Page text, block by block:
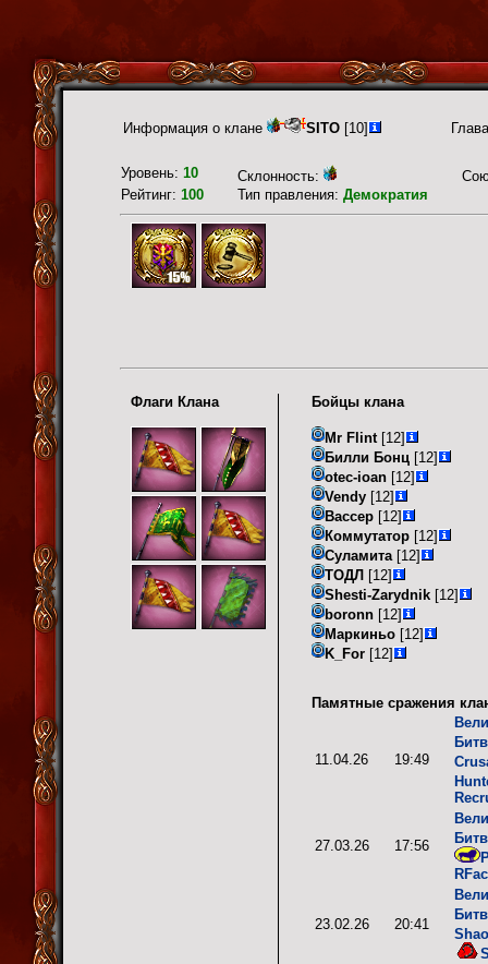
Информация о клане SITO [10]
Уровень: 10 Склонность:
Рейтинг: 100 Тип правления: Демократия
Флаги Клана Бойцы клана
Mr Flint [12]
Билли Бонц [12]
otec-ioan [12]
Vendy [12]
Вассер [12]
Коммутатор [12]
Суламита [12]
ТОДЛ [12]
Shesti-Zarydnik [12]
boronn [12]
Маркиньо [12]
K_For [12]
Памятные сражения
11.04.26 19:49
27.03.26 17:56
23.02.26 20:41